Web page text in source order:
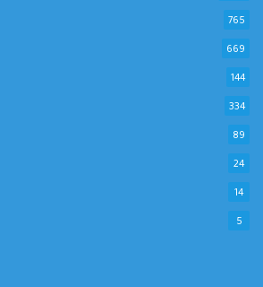
765
669
144
334
89
24
14
5